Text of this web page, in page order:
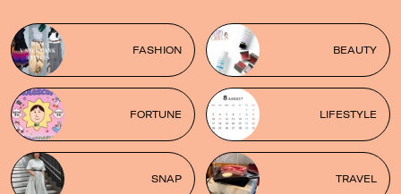
FASHION BEAUTY
FORTUNE LIFESTYLE
SNAP TRAVEL